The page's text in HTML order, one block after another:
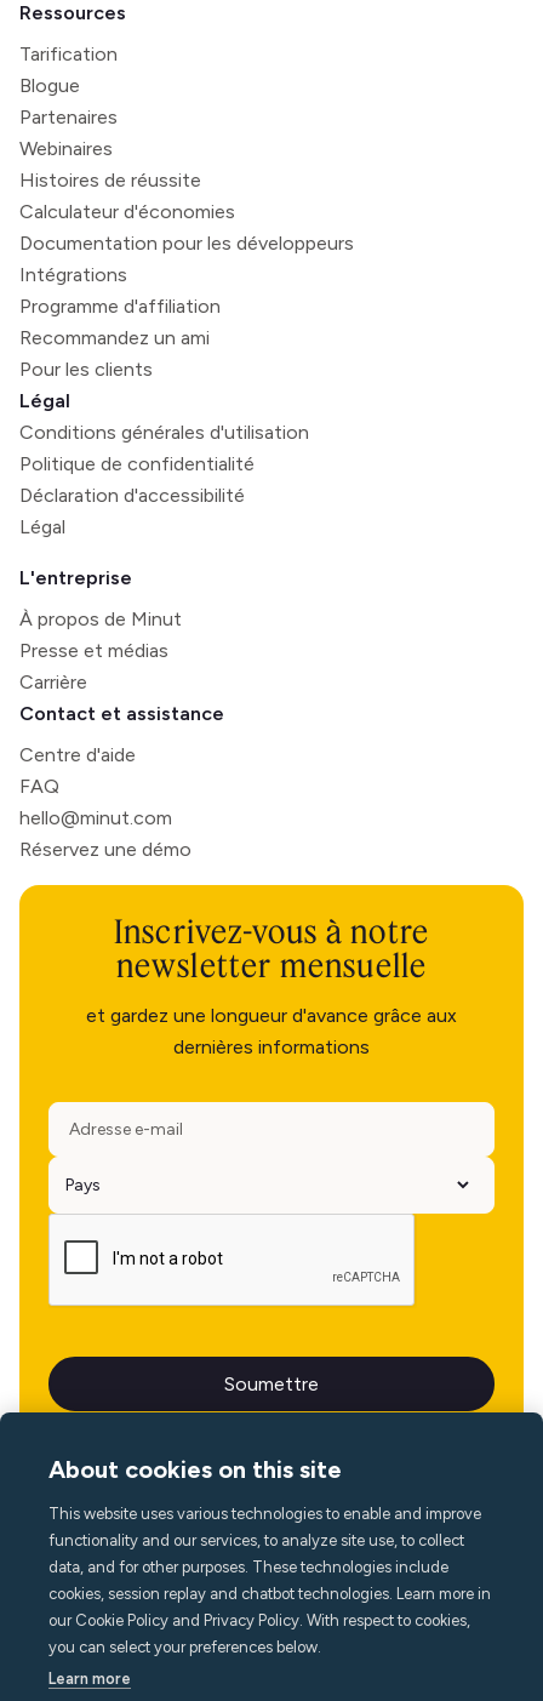
Ressources
Tarification
Blogue
Partenaires
Webinaires
Histoires de réussite
Calculateur d'économies
Documentation pour les développeurs
Intégrations
Programme d'affiliation
Recommandez un ami
Pour les clients
Légal
Conditions générales d'utilisation
Politique de confidentialité
Déclaration d'accessibilité
Légal
L'entreprise
À propos de Minut
Presse et médias
Carrière
Contact et assistance
Centre d'aide
FAQ
hello@minut.com
Réservez une démo
Inscrivez-vous à notre
newsletter mensuelle
et gardez une longueur d'avance grâce aux
dernières informations
Langue
About cookies on this site
This website uses various technologies to enable and improve
functionality and our services, to analyze site use, to collect
data, and for other purposes. These technologies include
cookies, session replay and chatbot technologies. Learn more in
our Cookie Policy and Privacy Policy. With respect to cookies,
you can select your preferences below.
Learn more